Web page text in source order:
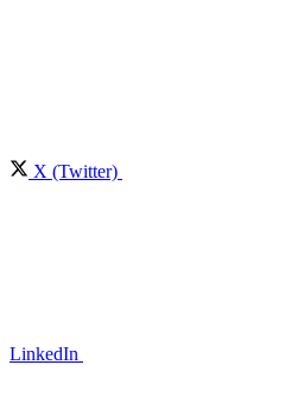
X (Twitter)
LinkedIn